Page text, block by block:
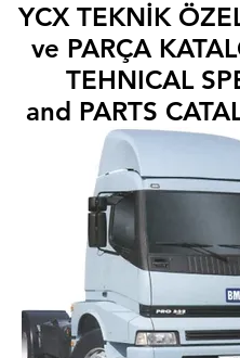
YCX TEKNİK
ve PARÇA
TEHNICAL
and PARTS